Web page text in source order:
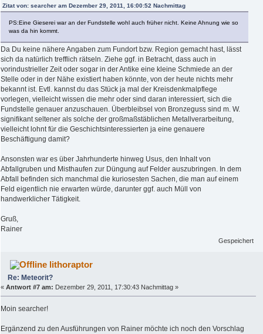
Zitat von: searcher am Dezember 29, 2011, 16:00:52 Nachmittag
PS:Eine Gieserei war an der Fundstelle wohl auch früher nicht. Keine Ahnung wie so
was da hin kommt.
Da Du keine nähere Angaben zum Fundort bzw. Region gemacht hast, lässt
sich da natürlich trefflich rätseln. Ziehe ggf. in Betracht, dass auch in
vorindustrieller Zeit oder sogar in der Antike eine kleine Schmiede an der
Stelle oder in der Nähe existiert haben könnte, von der heute nichts mehr
bekannt ist. Evtl. kannst du das Stück ja mal der Kreisdenkmalpflege
vorlegen, vielleicht wissen die mehr oder sind daran interessiert, sich die
Fundstelle genauer anzuschauen. Überbleibsel von Bronzeguss sind m. W.
signifikant seltener als solche der großmaßstäblichen Metallverarbeitung,
vielleicht lohnt für die Geschichtsinteressierten ja eine genauere
Beschäftigung damit?
Ansonsten war es über Jahrhunderte hinweg Usus, den Inhalt von
Abfallgruben und Misthaufen zur Düngung auf Felder auszubringen. In dem
Abfall befinden sich manchmal die kuriosesten Sachen, die man auf einem
Feld eigentlich nie erwarten würde, darunter ggf. auch Müll von
handwerklicher Tätigkeit.
Gruß,
Rainer
Gespeichert
lithoraptor
Re: Meteorit?
« Antwort #7 am: Dezember 29, 2011, 17:30:43 Nachmittag »
Moin searcher!
Ergänzend zu den Ausführungen von Rainer möchte ich noch den Vorschlag